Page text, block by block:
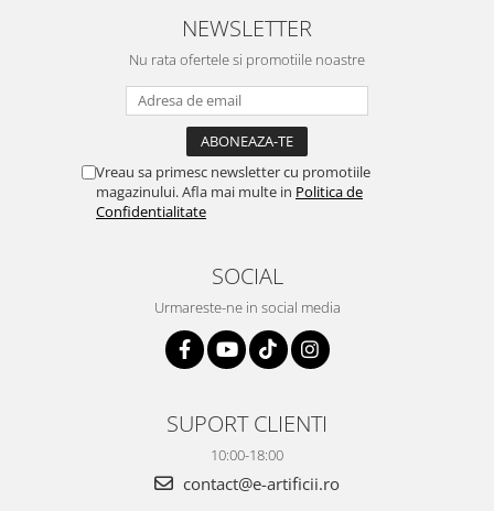
NEWSLETTER
Nu rata ofertele si promotiile noastre
Vreau sa primesc newsletter cu promotiile
magazinului. Afla mai multe in Politica de
Confidentialitate
SOCIAL
Urmareste-ne in social media
SUPORT CLIENTI
10:00-18:00
contact@e-artificii.ro